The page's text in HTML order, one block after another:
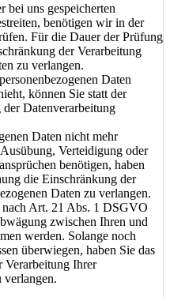
bei uns gespeicherten
benötigen wir in der
Für die Dauer der Prüfung
der Verarbeitung
zu verlangen.
Daten
können Sie statt der
Datenverarbeitung
Daten nicht mehr
Verteidigung oder
benötigen, haben
die Einschränkung der
Daten zu verlangen.
nach Art. 21 Abs. 1 DSGVO
zwischen Ihren und
werden. Solange noch
überwiegen, haben Sie das
Verarbeitung Ihrer
verlangen.